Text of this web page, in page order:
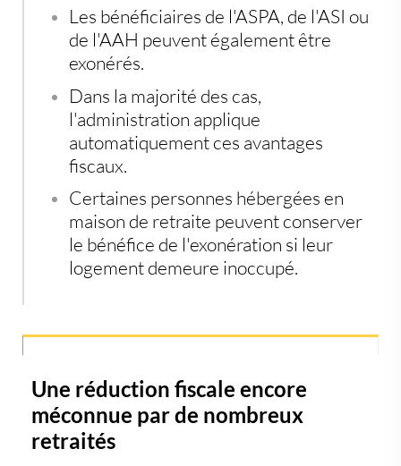
Les bénéficiaires de l'ASPA, de l'ASI ou
de l'AAH peuvent également être
exonérés.
Dans la majorité des cas,
l'administration applique
automatiquement ces avantages
fiscaux.
Certaines personnes hébergées en
maison de retraite peuvent conserver
le bénéfice de l'exonération si leur
logement demeure inoccupé.
Une réduction fiscale encore
méconnue par de nombreux
retraités